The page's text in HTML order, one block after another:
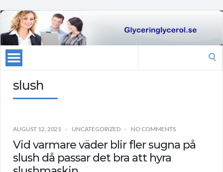
slush
AUGUST 12, 2021 UNCATEGORIZED NO COMMENTS
Vid varmare väder blir fler sugna på
slush då passar det bra att hyra